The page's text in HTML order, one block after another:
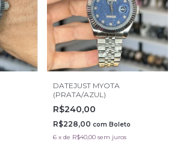
DATEJUST MYOTA
(PRATA/AZUL)
R$240,00
R$228,00 com Boleto
6 x de R$40,00 sem juros